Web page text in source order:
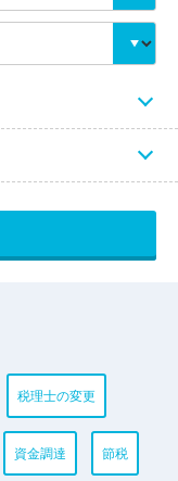
税理士の変更
資金調達 節税